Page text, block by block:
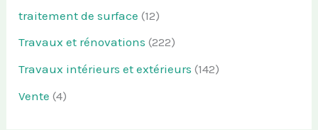
traitement de surface (12)
Travaux et rénovations (222)
Travaux intérieurs et extérieurs (142)
Vente (4)